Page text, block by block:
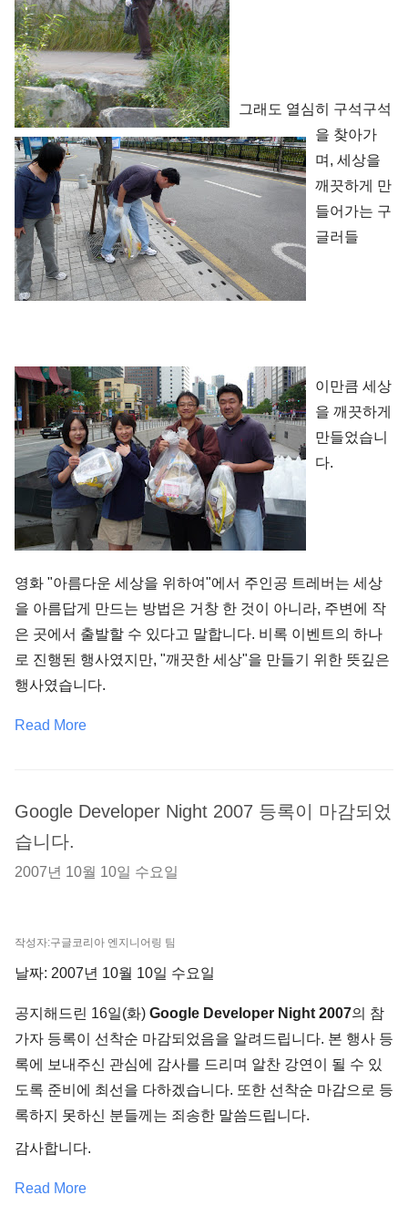
그래도 열심히 구석구석
을 찾아가
며, 세상을
깨끗하게 만
들어가는 구
글러들
이만큼 세상
을 깨끗하게
만들었습니
다.
영화 "아름다운 세상을 위하여"에서 주인공 트레버는 세상
을 아름답게 만드는 방법은 거창 한 것이 아니라, 주변에 작
은 곳에서 출발할 수 있다고 말합니다. 비록 이벤트의 하나
로 진행된 행사였지만, "깨끗한 세상"을 만들기 위한 뜻깊은
행사였습니다.
Read More
Google Developer Night 2007 등록이 마감되었
습니다.
2007년 10월 10일 수요일
작성자:구글코리아 엔지니어링 팀
날짜: 2007년 10월 10일 수요일
공지해드린 16일(화) Google Developer Night 2007의 참
가자 등록이 선착순 마감되었음을 알려드립니다. 본 행사 등
록에 보내주신 관심에 감사를 드리며 알찬 강연이 될 수 있
도록 준비에 최선을 다하겠습니다. 또한 선착순 마감으로 등
록하지 못하신 분들께는 죄송한 말씀드립니다.
감사합니다.
Read More